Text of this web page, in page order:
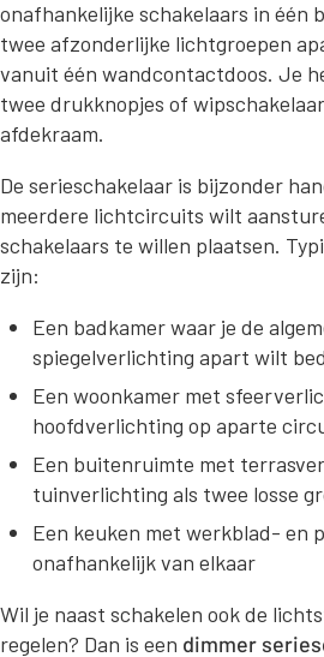
onafhankelijke schakelaars in één
twee afzonderlijke lichtgroepen
vanuit één wandcontactdoos. Je
twee drukknopjes of
afdekraam.
De serieschakelaar is bijzonder
meerdere lichtcircuits wilt
schakelaars te willen plaatsen.
zijn:
Een badkamer waar je de
spiegelverlichting apart wilt
Een woonkamer met
hoofdverlichting op aparte
Een buitenruimte met
tuinverlichting als twee losse
Een keuken met werkblad- en
onafhankelijk van elkaar
Wil je naast schakelen ook de
regelen? Dan is een dimmer